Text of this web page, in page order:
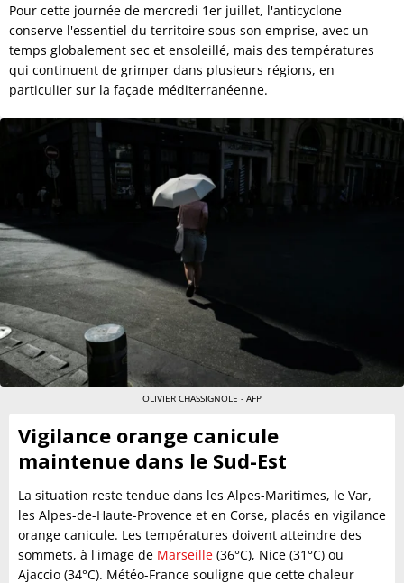
Pour cette journée de mercredi 1er juillet, l'anticyclone
conserve l'essentiel du territoire sous son emprise, avec un
temps globalement sec et ensoleillé, mais des températures
qui continuent de grimper dans plusieurs régions, en
particulier sur la façade méditerranéenne.
OLIVIER CHASSIGNOLE - AFP
Vigilance orange canicule
maintenue dans le Sud-Est
La situation reste tendue dans les Alpes-Maritimes, le Var,
les Alpes-de-Haute-Provence et en Corse, placés en vigilance
orange canicule. Les températures doivent atteindre des
sommets, à l'image de Marseille (36°C), Nice (31°C) ou
Ajaccio (34°C). Météo-France souligne que cette chaleur